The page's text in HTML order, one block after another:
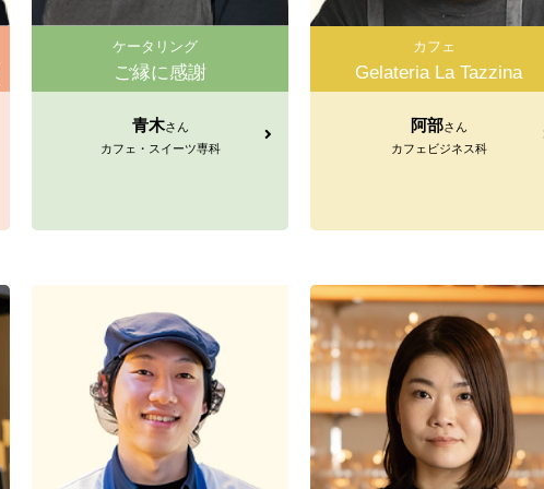
ケータリング
ご縁に感謝
青木さん
カフェ・スイーツ専科
カフェ
Gelateria La Tazzina
阿部さん
カフェビジネス科